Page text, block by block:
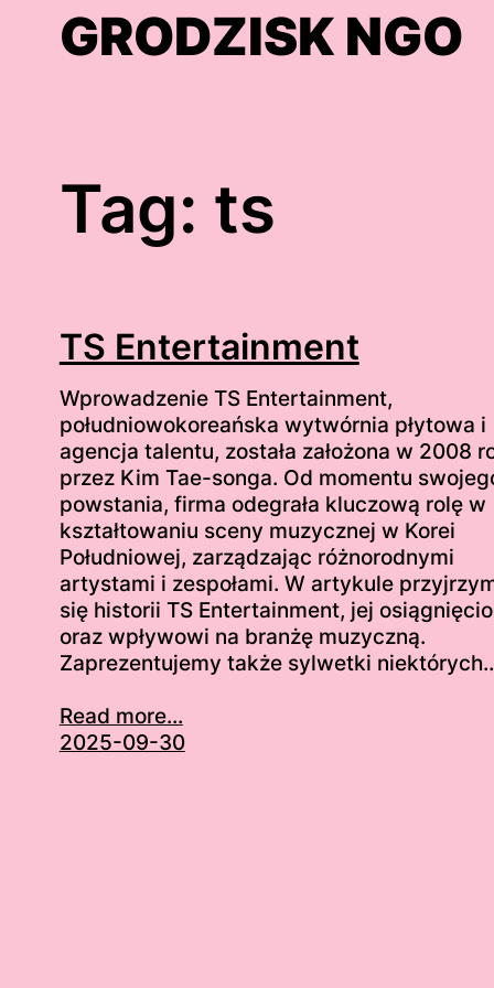
GRODZISK NGO
Tag: ts
TS Entertainment
Wprowadzenie TS Entertainment,
południowokoreańska wytwórnia płytowa i
agencja talentu, została założona w 2008
przez Kim Tae-songa. Od momentu
powstania, firma odegrała kluczową rolę w
kształtowaniu sceny muzycznej w Korei
Południowej, zarządzając różnorodnymi
artystami i zespołami. W artykule
się historii TS Entertainment, jej
oraz wpływowi na branżę muzyczną.
Zaprezentujemy także sylwetki
Read more...
2025-09-30